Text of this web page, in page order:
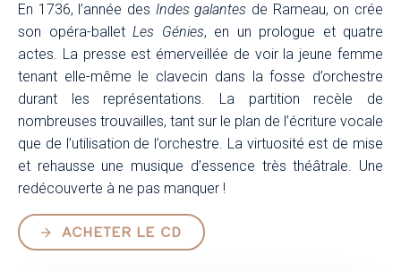
En 1736, l’année des Indes galantes de Rameau, on crée
son opéra-ballet Les Génies, en un prologue et quatre
actes. La presse est émerveillée de voir la jeune femme
tenant elle-même le clavecin dans la fosse d’orchestre
durant les représentations. La partition recèle de
nombreuses trouvailles, tant sur le plan de l’écriture vocale
que de l’utilisation de l’orchestre. La virtuosité est de mise
et rehausse une musique d’essence très théâtrale. Une
redécouverte à ne pas manquer !
ACHETER LE CD